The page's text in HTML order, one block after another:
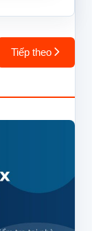
Tiếp theo